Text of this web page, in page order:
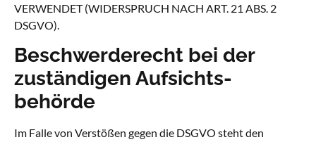
VERWENDET (WIDERSPRUCH NACH ART. 21 ABS. 2
DSGVO).
Beschwerde­recht bei der
zuständigen Aufsichts­
behörde
Im Falle von Verstößen gegen die DSGVO steht den